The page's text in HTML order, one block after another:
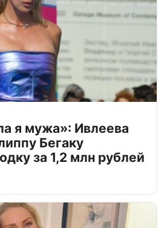
я мужа»: Ивлеева
Бегаку
за 1,2 млн рублей